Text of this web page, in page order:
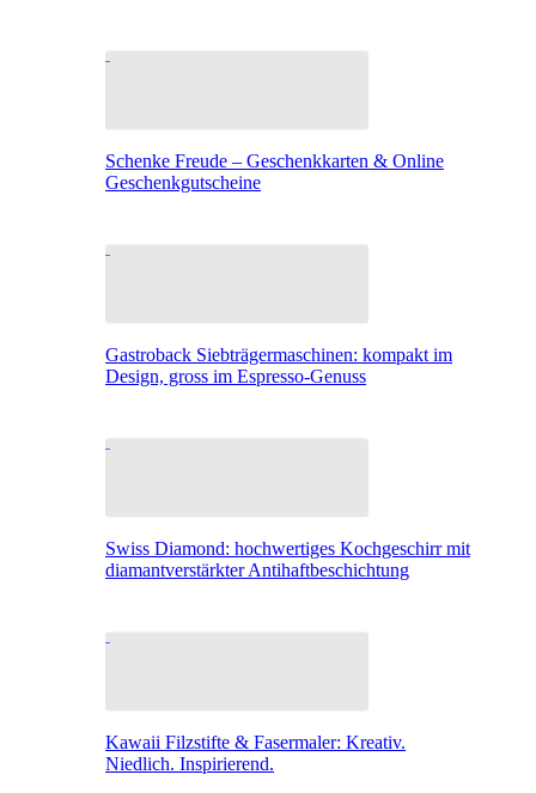
Schenke Freude – Geschenkkarten & Online
Geschenkgutscheine
Gastroback Siebträgermaschinen: kompakt im
Design, gross im Espresso-Genuss
Swiss Diamond: hochwertiges Kochgeschirr mit
diamantverstärkter Antihaftbeschichtung
Kawaii Filzstifte & Fasermaler: Kreativ.
Niedlich. Inspirierend.